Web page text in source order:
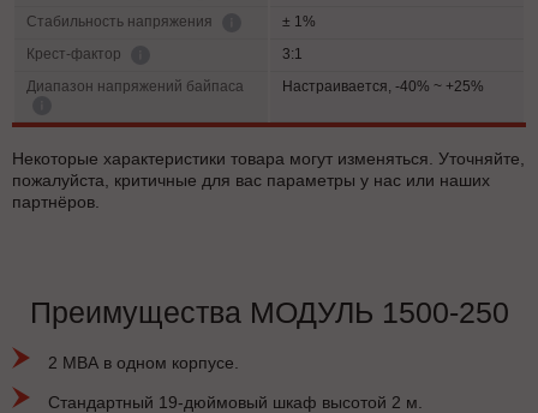
Cтабильность напряжения
± 1%
Крест-фактор
3:1
Диапазон напряжений байпаса
Настраивается, -40% ~ +25%
Некоторые характеристики товара могут изменяться. Уточняйте,
пожалуйста, критичные для вас параметры у нас или наших
партнёров.
Преимущества МОДУЛЬ 1500-250
2 МВА в одном корпусе.
Стандартный 19-дюймовый шкаф высотой 2 м.